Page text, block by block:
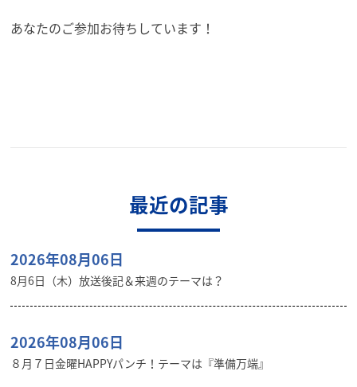
あなたのご参加お待ちしています！
最近の記事
2026年08月06日
8月6日（木）放送後記＆来週のテーマは？
2026年08月06日
８月７日金曜HAPPYパンチ！テーマは『準備万端』